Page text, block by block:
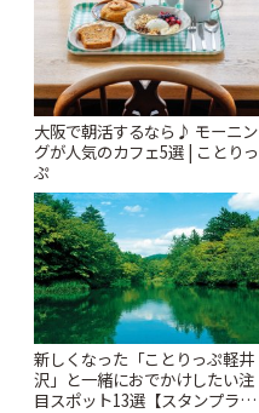
大阪で朝活するなら♪ モーニン
グが人気のカフェ5選 | ことりっ
ぷ
新しくなった「ことりっぷ軽井
沢」と一緒におでかけしたい注
目スポット13選【スタンプラリ